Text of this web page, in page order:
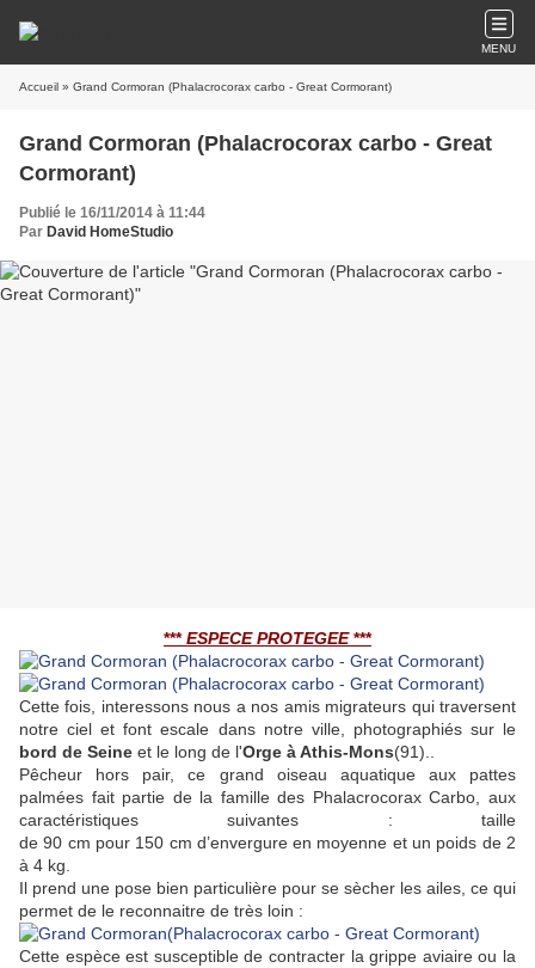
MENU
Accueil » Grand Cormoran (Phalacrocorax carbo - Great Cormorant)
Grand Cormoran (Phalacrocorax carbo - Great
Cormorant)
Publié le 16/11/2014 à 11:44
Par David HomeStudio
***ESPECE PROTEGEE***
Cette fois, interessons nous a nos amis migrateurs qui traversent
notre ciel et font escale dans notre ville, photographiés sur le
bord de Seine et le long de l'Orge à Athis-Mons(91).
Pêcheur hors pair, ce grand oiseau aquatique aux pattes
palmées fait partie de la famille des Phalacrocorax Carbo, aux
caractéristiques suivantes : taille
de90 cm pour 150 cm d’envergure en moyenne et un poids de 2
à 4 kg.
Il prend une pose bien particulière pour se sècher les ailes, ce qui
permet de le reconnaitre de très loin :
Cette espèce est susceptible de contracter la grippe aviaireou la